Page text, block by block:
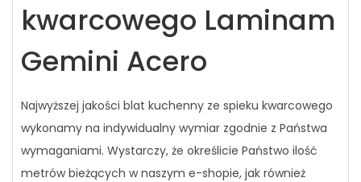
kwarcowego Laminam
Gemini Acero
Najwyższej jakości blat kuchenny ze spieku kwarcowego
wykonamy na indywidualny wymiar zgodnie z Państwa
wymaganiami. Wystarczy, że określicie Państwo ilość
metrów bieżących w naszym e-shopie, jak również